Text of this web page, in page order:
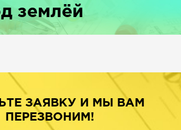
землёй
ЗАЯВКУ И МЫ ВАМ
ПЕРЕЗВОНИМ!